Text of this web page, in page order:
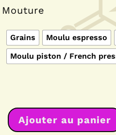
Mouture
Grains Moulu espresso
Moulu piston / French
quantitéAjouter au panier